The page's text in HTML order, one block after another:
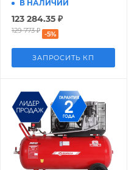
В НАЛИЧИИ
123 284.35 ₽
129 773₽ -5%
ЗАПРОСИТЬ КП